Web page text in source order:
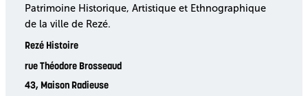
Patrimoine Historique, Artistique et Ethnographique
de la ville de Rezé.
Rezé Histoire
rue Théodore Brosseaud
43, Maison Radieuse